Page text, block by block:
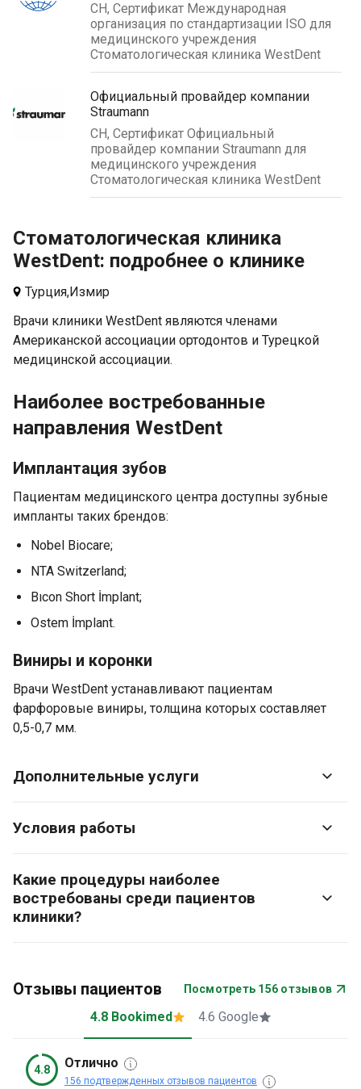
CH, Сертификат Международная
организация по стандартизации ISO для
медицинского учреждения
Стоматологическая клиника WestDent
Официальный провайдер компании
Straumann
CH, Сертификат Официальный
провайдер компании Straumann для
медицинского учреждения
Стоматологическая клиника WestDent
Стоматологическая клиника
WestDent: подробнее о клинике
Турция,Измир
Врачи клиники WestDent являются членами
Американской ассоциации ортодонтов и Турецкой
медицинской ассоциации.
Наиболее востребованные
направления WestDent
Имплантация зубов
Пациентам медицинского центра доступны зубные
импланты таких брендов:
Nobel Biocare;
NTA Switzerland;
Bıcon Short İmplant;
Ostem İmplant.
Виниры и коронки
Врачи WestDent устанавливают пациентам
фарфоровые виниры, толщина которых составляет
0,5-0,7 мм.
Дополнительные услуги
Условия работы
Какие процедуры наиболее
востребованы среди пациентов
клиники?
Отзывы пациентов Посмотреть 156 отзывов
4.8 Bookimed 4.6 Google
4.8 Отлично
156 подтвержденных отзывов пациентов